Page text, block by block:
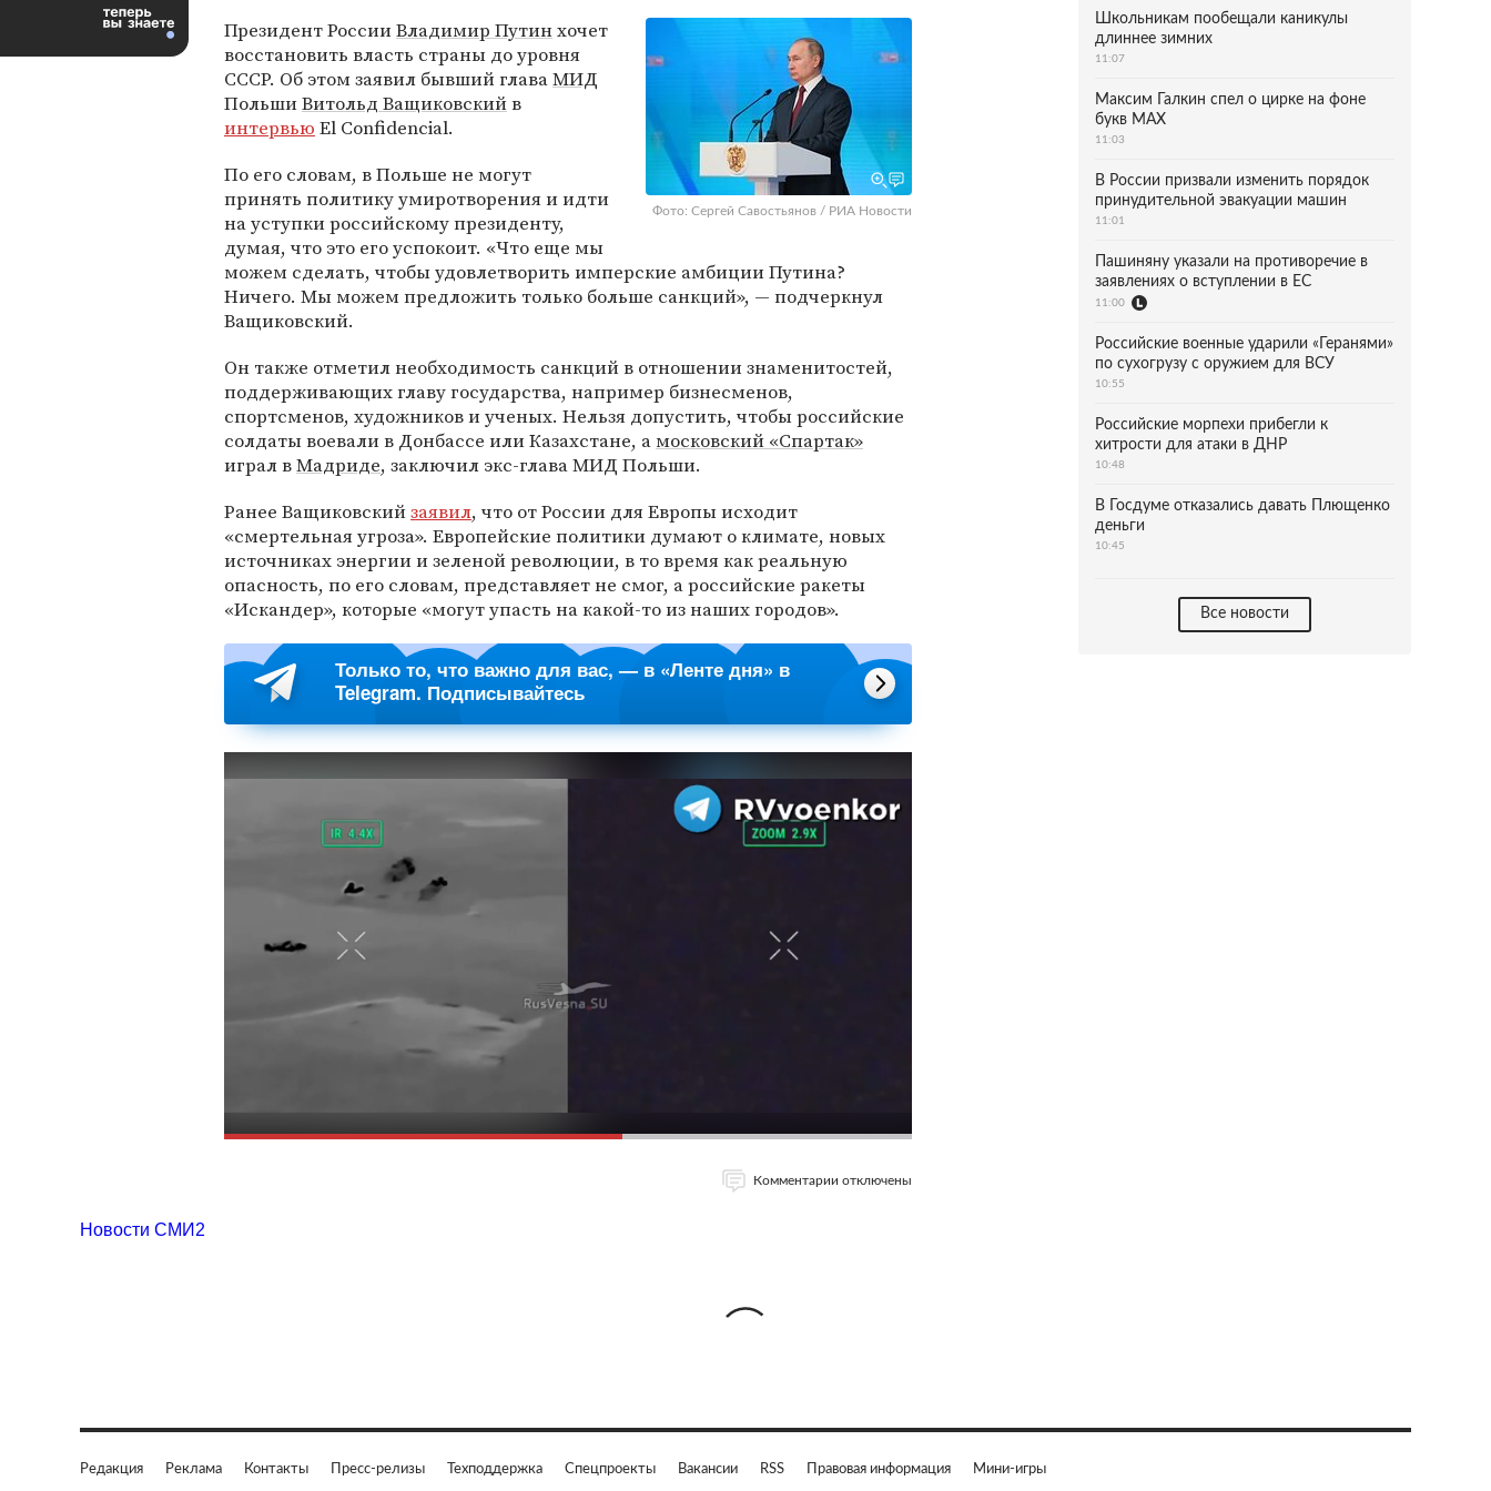
Фото: Сергей Савостьянов / РИА Новости
Президент РоссииВладимир Путинхочет
восстановить власть страны до уровня
СССР. Об этом заявил бывший главаМИД
ПольшиВитольд Ващиковскийв
интервью El Confidencial.
По его словам, в Польше не могут
принять политику умиротворения и идти
на уступки российскому президенту,
думая, что это его успокоит. «Что еще мы
можем сделать, чтобы удовлетворить имперские амбиции Путина?
Ничего. Мы можем предложить только больше санкций», — подчеркнул
Ващиковский.
Он также отметил необходимость санкций в отношении знаменитостей,
поддерживающих главу государства, например бизнесменов,
спортсменов, художников и ученых. Нельзя допустить, чтобы российские
солдаты воевали в Донбассе или Казахстане, а московский «Спартак»
играл вМадриде, заключил экс-глава МИД Польши.
Ранее Ващиковскийзаявил, что от России для Европы исходит
«смертельная угроза». Европейские политики думают о климате, новых
источниках энергии и зеленой революции, в то время как реальную
опасность, по его словам, представляет не смог, а российские ракеты
«Искандер», которые «могут упасть на какой-то из наших городов».
Только то, что важно для вас, — в «Ленте дня» в
Telegram. Подписывайтесь
Комментарии отключены
Школьникам пообещали каникулы
длиннее зимних
11:07
Максим Галкин спел о цирке на фоне
букв MAX
11:03
В России призвали изменить порядок
принудительной эвакуации машин
11:01
Пашиняну указали на противоречие в
заявлениях о вступлении в ЕС
11:00
Российские военные ударили «Геранями»
по сухогрузу с оружием для ВСУ
10:55
Российские морпехи прибегли к
хитрости для атаки в ДНР
10:48
В Госдуме отказались давать Плющенко
деньги
10:45
Все новости
Новости СМИ2
Редакция Реклама Контакты Пресс-релизы Техподдержка Спецпроекты Вакансии RSS Правовая информация Мини-игры